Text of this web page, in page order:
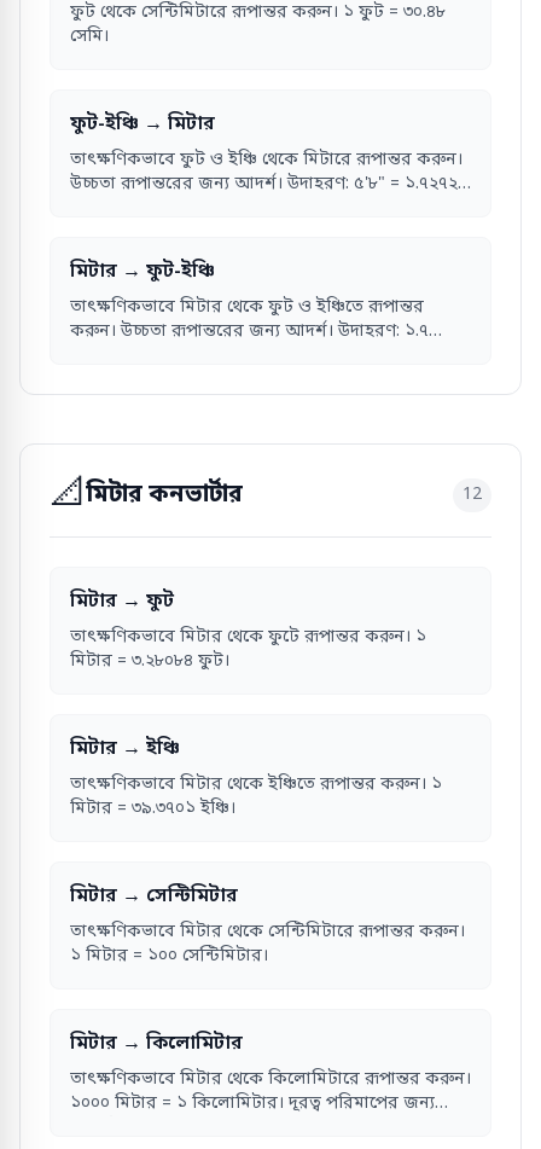
ফুট থেকে সেন্টিমিটারে রূপান্তর করুন। ১ ফুট = ৩০.৪৮
সেমি।
ফুট-ইঞ্চি → মিটার
তাৎক্ষণিকভাবে ফুট ও ইঞ্চি থেকে মিটারে রূপান্তর করুন।
উচ্চতা রূপান্তরের জন্য আদর্শ। উদাহরণ: ৫'৮" = ১.৭২৭২
মিটার → ফুট-ইঞ্চি
তাৎক্ষণিকভাবে মিটার থেকে ফুট ও ইঞ্চিতে রূপান্তর
করুন। উচ্চতা রূপান্তরের জন্য আদর্শ। উদাহরণ: ১.৭
📐মিটার কনভার্টার 12
মিটার → ফুট
তাৎক্ষণিকভাবে মিটার থেকে ফুটে রূপান্তর করুন। ১
মিটার = ৩.২৮০৮৪ ফুট।
মিটার → ইঞ্চি
তাৎক্ষণিকভাবে মিটার থেকে ইঞ্চিতে রূপান্তর করুন। ১
মিটার = ৩৯.৩৭০১ ইঞ্চি।
মিটার → সেন্টিমিটার
তাৎক্ষণিকভাবে মিটার থেকে সেন্টিমিটারে রূপান্তর করুন।
১ মিটার = ১০০ সেন্টিমিটার।
মিটার → কিলোমিটার
তাৎক্ষণিকভাবে মিটার থেকে কিলোমিটারে রূপান্তর করুন।
১০০০ মিটার = ১ কিলোমিটার। দূরত্ব পরিমাপের জন্য